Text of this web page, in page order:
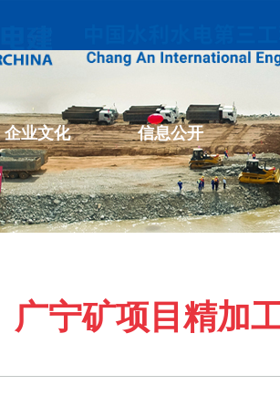
企业文化 信息公开
广宁矿项目精加